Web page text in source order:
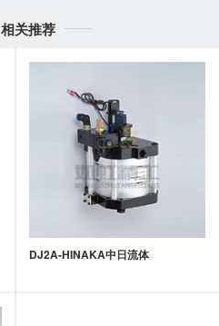
相关推荐
DJ2A-HINAKA中日流体